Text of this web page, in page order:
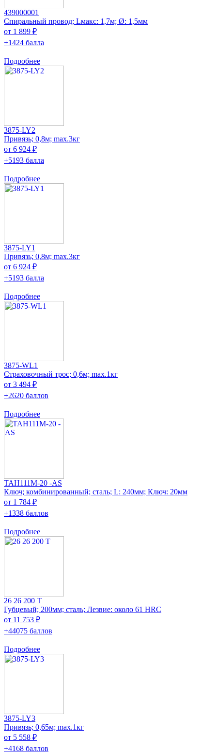
439000001
Спиральный провод; Lмакс: 1,7м; Ø: 1,5мм
от 1 899 ₽
+1424 балла
Подробнее
3875-LY2
Привязь; 0,8м; max.3кг
от 6 924 ₽
+5193 балла
Подробнее
3875-LY1
Привязь; 0,8м; max.3кг
от 6 924 ₽
+5193 балла
Подробнее
3875-WL1
Страховочный трос; 0,6м; max.1кг
от 3 494 ₽
+2620 баллов
Подробнее
TAH111M-20 -AS
Ключ; комбинированный; сталь; L: 240мм; Ключ: 20мм
от 1 784 ₽
+1338 баллов
Подробнее
26 26 200 T
Губцевый; 200мм; сталь; Лезвие: около 61 HRC
от 11 753 ₽
+44075 баллов
Подробнее
3875-LY3
Привязь; 0,65м; max.1кг
от 5 558 ₽
+4168 баллов